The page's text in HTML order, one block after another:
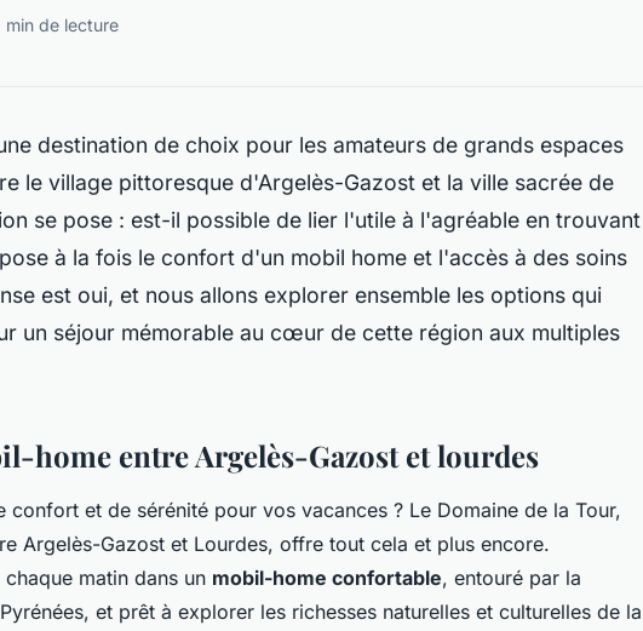
min de lecture
destination de choix pour les amateurs de grands espaces
le village pittoresque d'Argelès-Gazost et la ville sacrée de
se pose : est-il possible de lier l'utile à l'agréable en trouvant
à la fois le confort d'un mobil home et l'accès à des soins
est oui, et nous allons explorer ensemble les options qui
un séjour mémorable au cœur de cette région aux multiples
home entre Argelès-Gazost et lourdes
confort et de sérénité pour vos vacances ? Le Domaine de la Tour,
Argelès-Gazost et Lourdes, offre tout cela et plus encore.
matin dans un mobil-home confortable, entouré par la
et prêt à explorer les richesses naturelles et culturelles de la